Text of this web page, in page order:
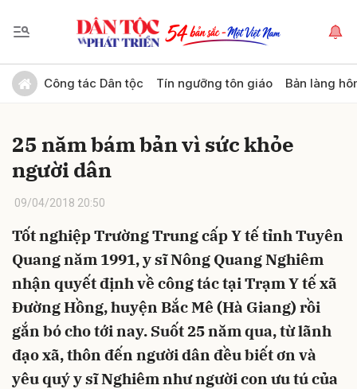
Công tác Dân tộc Tín ngưỡng tôn giáo Bản làng
25 năm bám bản vì sức khỏe
người dân
09/04/2018 20:50
Tốt nghiệp Trường Trung cấp Y tế tỉnh Tuyên
Quang năm 1991, y sĩ Nông Quang Nghiêm
nhận quyết định về công tác tại Trạm Y tế xã
Đường Hồng, huyện Bắc Mê (Hà Giang) rồi
gắn bó cho tới nay. Suốt 25 năm qua, từ lãnh
đạo xã, thôn đến người dân đều biết ơn và
yêu quý y sĩ Nghiêm như người con ưu tú của
Gửi bình luận
Hủy Gửi